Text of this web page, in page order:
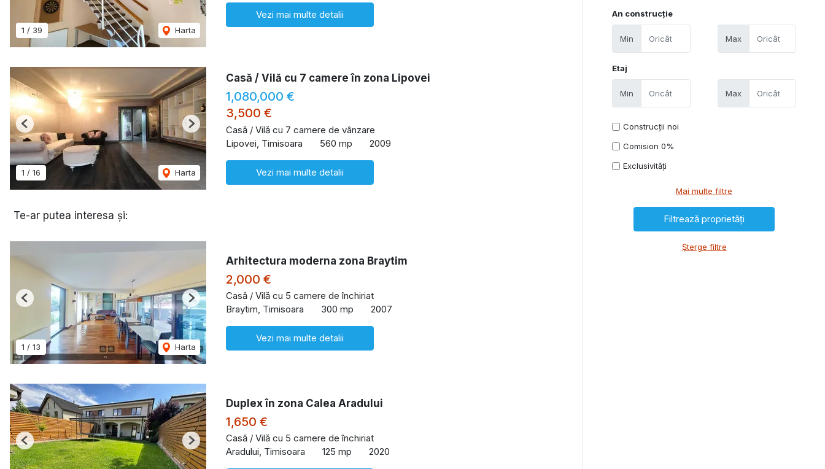
1 / 39 Harta
Vezi mai multe detalii
1 / 16 Harta
Previous Next
Casă / Vilă cu 7 camere în zona Lipovei
1,080,000 €
3,500 €
Casă / Vilă cu 7 camere de vânzare
Lipovei, Timisoara
560 mp 2009
Vezi mai multe detalii
Te-ar putea interesa și:
1 / 13 Harta
Previous Next
Arhitectura moderna zona Braytim
2,000 €
Casă / Vilă cu 5 camere de închiriat
Braytim, Timisoara
300 mp 2007
Vezi mai multe detalii
Previous Next
Duplex în zona Calea Aradului
1,650 €
Casă / Vilă cu 5 camere de închiriat
Aradului, Timisoara
125 mp 2020
An construcție
Min Max
Etaj
Min Max
Construcții noi
Comision 0%
Exclusivități
Mai multe filtre
Șterge filtre